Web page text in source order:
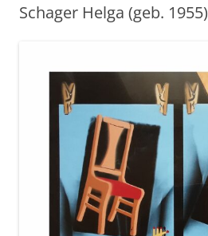
Schager Helga (geb. 1955)